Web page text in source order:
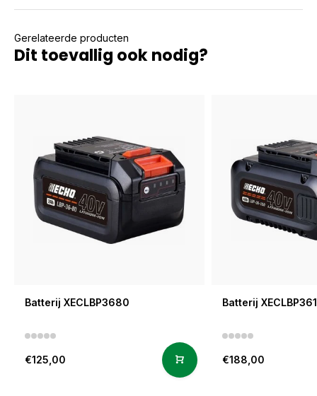
Gerelateerde producten
Dit toevallig ook nodig?
Batterij XECLBP3680
€125,00
Batterij
€188,00